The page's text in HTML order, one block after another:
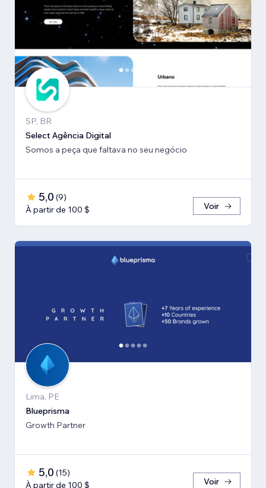
SP, BR
Select Agência Digital
Somos a peça que faltava no seu negócio
5,0 (9)
À partir de 100 $
Voir
Lima, PE
Blueprisma
Growth Partner
5,0 (15)
À partir de 100 $
Voir